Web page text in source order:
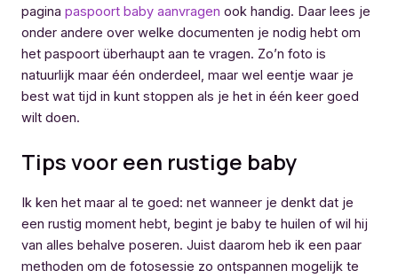
pagina paspoort baby aanvragen ook handig. Daar lees je
onder andere over welke documenten je nodig hebt om
het paspoort überhaupt aan te vragen. Zo’n foto is
natuurlijk maar één onderdeel, maar wel eentje waar je
best wat tijd in kunt stoppen als je het in één keer goed
wilt doen.
Tips voor een rustige baby
Ik ken het maar al te goed: net wanneer je denkt dat je
een rustig moment hebt, begint je baby te huilen of wil hij
van alles behalve poseren. Juist daarom heb ik een paar
methoden om de fotosessie zo ontspannen mogelijk te